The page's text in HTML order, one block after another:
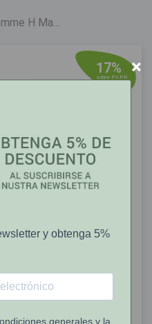
17%
sobre P.V.P.R ×